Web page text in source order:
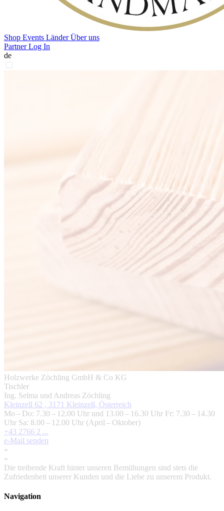
Shop Events LänderÜber uns
Partner Log In
de
Holzwerke Zöchling GmbH & Co KG
Tischler
Ing. Selma und Andreas Zöchling
Kleinzell 62 , 3171 Kleinzell, Österreich
Mo – Do: 7.30 – 12.00 Uhr und 13.00 – 16.30 Uhr Fr: 7.30 – 14.30
Uhr Sa: 8.00 – 12.00 Uhr (April – Oktober)
+43 2766 2 ...
e-Mail senden
»
«
Die treibende Kraft hinter unseren Bemühungen sind stets die
Zufriedenheit unserer Kunden und die Liebe zu unserem Produkt.
Navigation